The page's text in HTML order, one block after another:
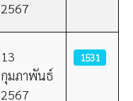
2567
13
กุมภาพันธ์
2567
1531